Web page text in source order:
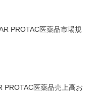
PROTAC医薬品市場規
PROTAC医薬品売上高お